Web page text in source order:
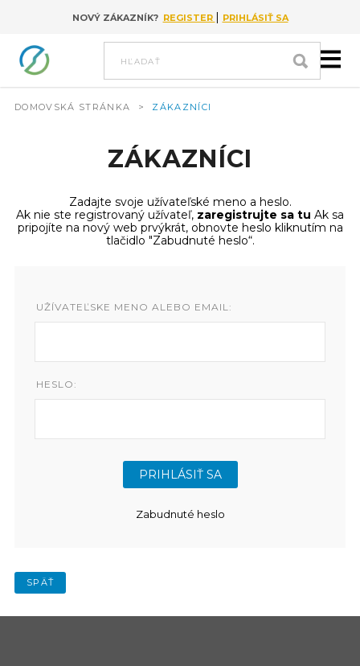
Go to content
NOVÝ ZÁKAZNÍK? REGISTER | PRIHLÁSIŤ SA
hľadať
DOMOVSKÁ STRÁNKA > ZÁKAZNÍCI
ZÁKAZNÍCI
Zadajte svoje užívateľské meno a heslo.
Ak nie ste registrovaný užívateľ, zaregistrujte sa tu Ak sa
pripojíte na nový web prvýkrát, obnovte heslo kliknutím na
tlačidlo "Zabudnuté heslo“.
UŽÍVATEĽSKE MENO ALEBO EMAIL:
HESLO:
Zabudnuté heslo
SPÄŤ